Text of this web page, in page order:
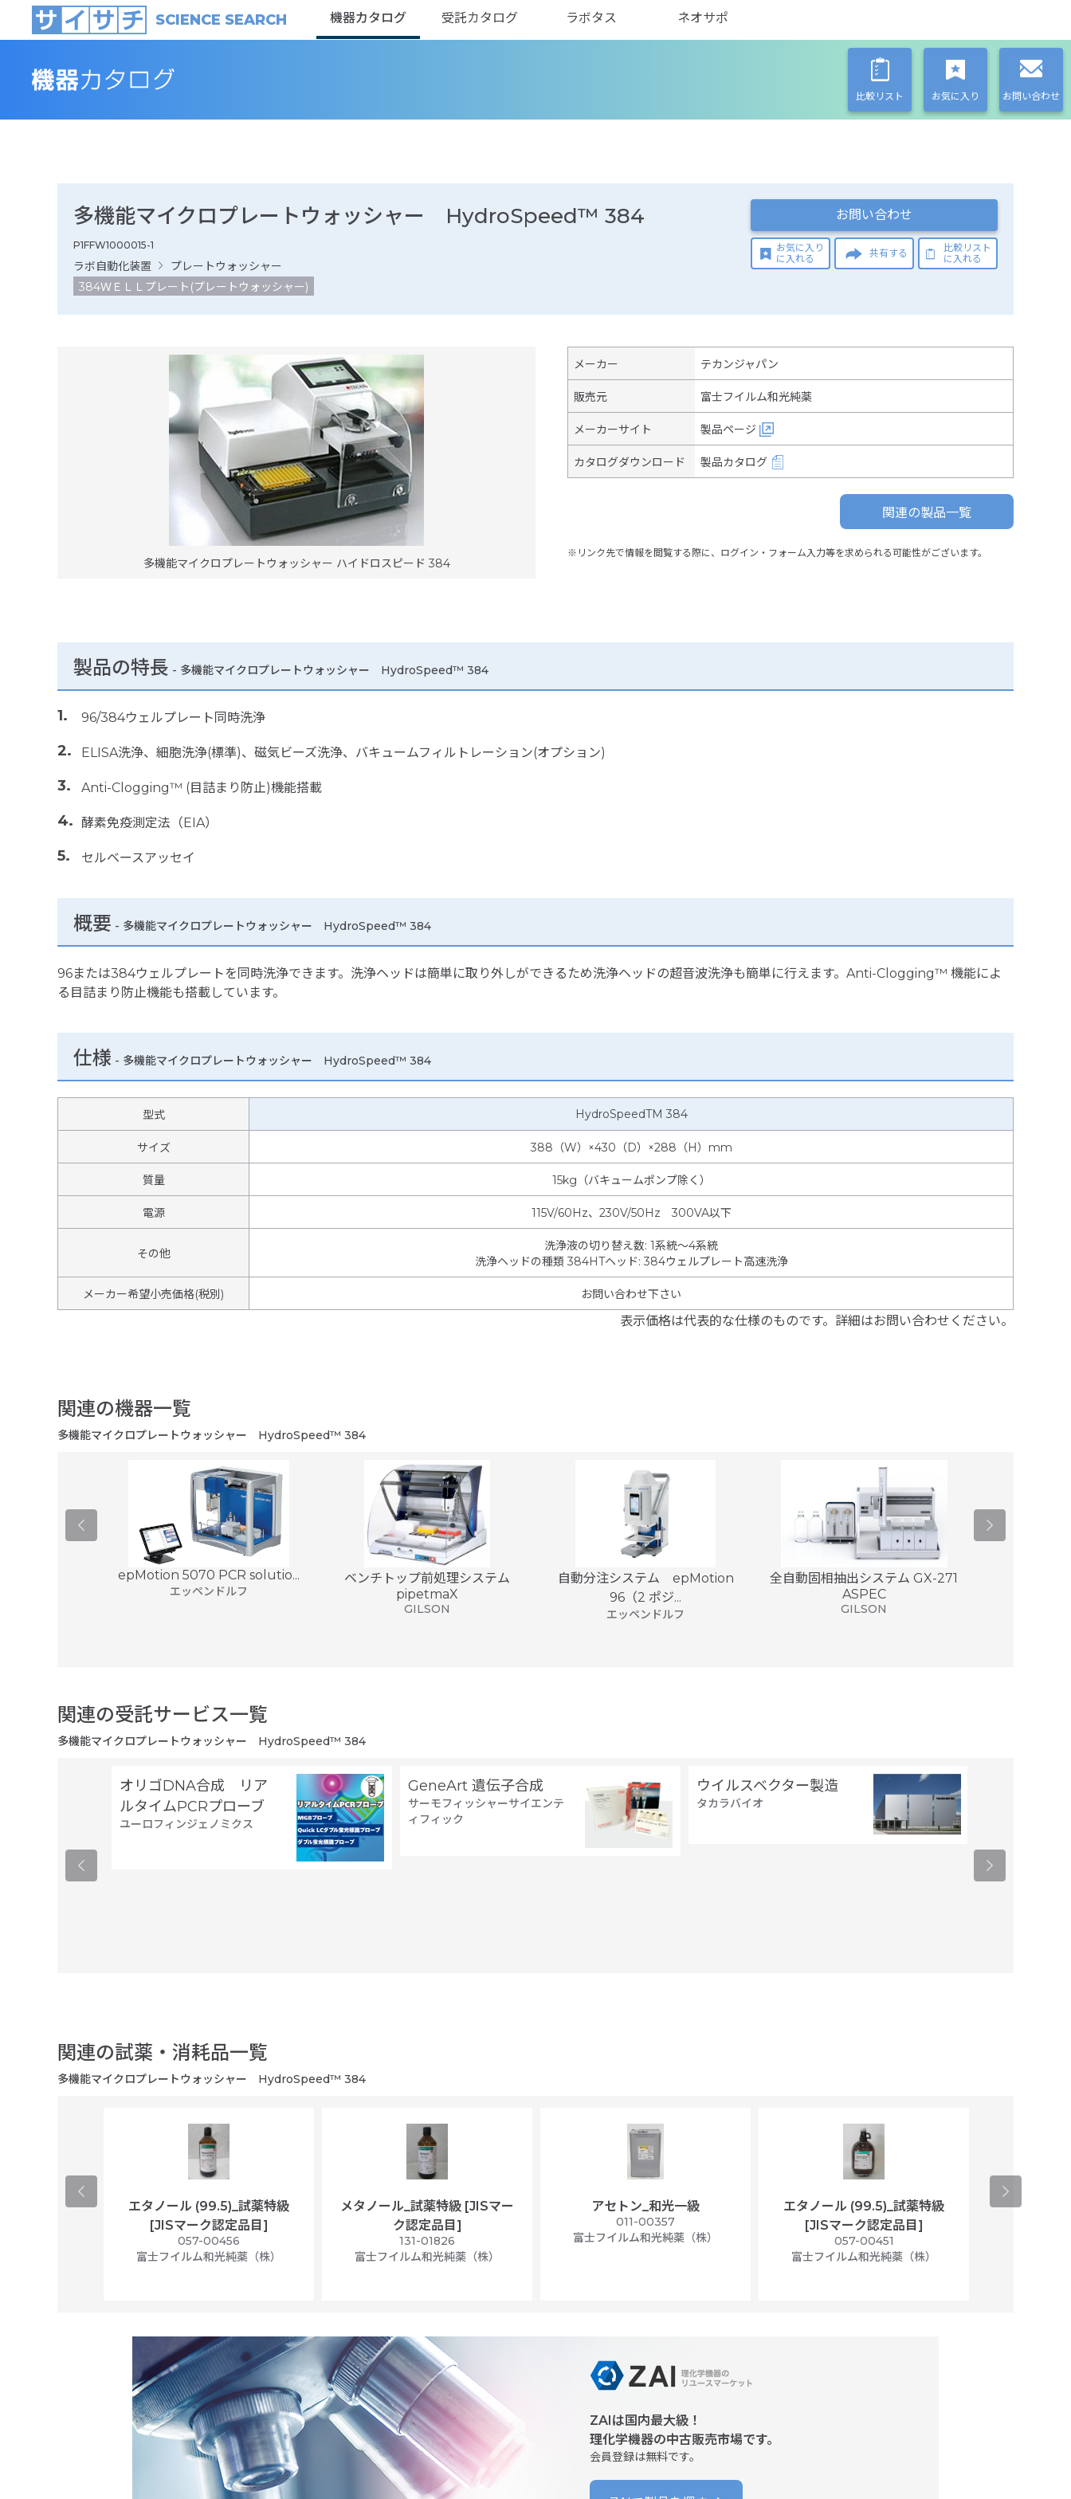
SCIENCE SEARCH 機器カタログ 受託カタログ ラボタス ネオサポ
比較リスト お気に入り お問い合わせ
多機能マイクロプレートウォッシャー HydroSpeed™ 384
P1FFW1000015-1
ラボ自動化装置
プレートウォッシャー
384ＷＥＬＬプレート(プレートウォッシャー)
お問い合わせ
お気に入り
に入れる
共有する
比較リスト
に入れる
多機能マイクロプレートウォッシャー ハイドロスピード 384
メーカー テカンジャパン
販売元 富士フイルム和光純薬
メーカーサイト 製品ページ
カタログダウンロード 製品カタログ
関連の製品一覧
※リンク先で情報を閲覧する際に、ログイン・フォーム入力等を求められる可能性がございます。
製品の特長 - 多機能マイクロプレートウォッシャー HydroSpeed™ 384
96/384ウェルプレート同時洗浄
ELISA洗浄、細胞洗浄(標準)、磁気ビーズ洗浄、バキュームフィルトレーション(オプション)
Anti-Clogging™ (目詰まり防止)機能搭載
酵素免疫測定法（EIA）
セルベースアッセイ
概要 - 多機能マイクロプレートウォッシャー HydroSpeed™ 384
96または384ウェルプレートを同時洗浄できます。洗浄ヘッドは簡単に取り外しができるため洗浄ヘッドの超音波洗浄も簡単に行えます。Anti-Clogging™ 機能によ
る目詰まり防止機能も搭載しています。
仕様 - 多機能マイクロプレートウォッシャー HydroSpeed™ 384
型式 HydroSpeedTM 384
サイズ 388（W）×430（D）×288（H）mm
質量 15kg（バキュームポンプ除く）
電源 115V/60Hz、230V/50Hz 300VA以下
その他
洗浄液の切り替え数: 1系統～4系統
洗浄ヘッドの種類 384HTヘッド: 384ウェルプレート高速洗浄
メーカー希望小売価格(税別) お問い合わせ下さい
表示価格は代表的な仕様のものです。詳細はお問い合わせください。
関連の機器一覧
多機能マイクロプレートウォッシャー HydroSpeed™ 384
epMotion 5070 PCR solutio...
エッペンドルフ
ベンチトップ前処理システム
pipetmaX
GILSON
自動分注システム epMotion
96（2 ポジ...
エッペンドルフ
全自動固相抽出システム GX-271
ASPEC
GILSON
関連の受託サービス一覧
多機能マイクロプレートウォッシャー HydroSpeed™ 384
オリゴDNA合成 リア
ルタイムPCRプローブ
ユーロフィンジェノミクス
GeneArt 遺伝子合成
サーモフィッシャーサイエンテ
ィフィック
ウイルスベクター製造
タカラバイオ
関連の試薬・消耗品一覧
多機能マイクロプレートウォッシャー HydroSpeed™ 384
エタノール (99.5)_試薬特級
[JISマーク認定品目]
057-00456
富士フイルム和光純薬（株）
メタノール_試薬特級 [JISマー
ク認定品目]
131-01826
富士フイルム和光純薬（株）
アセトン_和光一級
011-00357
富士フイルム和光純薬（株）
エタノール (99.5)_試薬特級
[JISマーク認定品目]
057-00451
富士フイルム和光純薬（株）
アセトニト
ZAIは国内最大級！
理化学機器の中古販売市場です。
会員登録は無料です。